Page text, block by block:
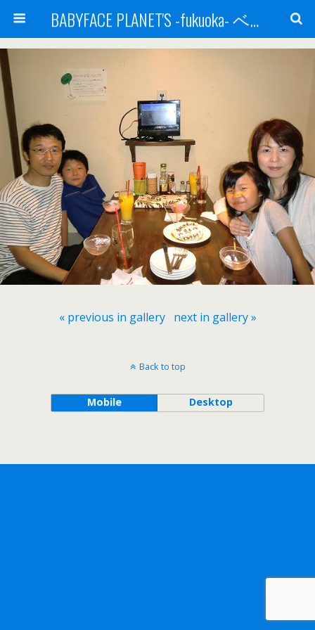
BABYFACE PLANET'S -fukuoka- ベビーフェイスプラネッツ 福岡(ベビフェ福岡)
« previous in gallery next in gallery »
Back to top
Mobile Desktop